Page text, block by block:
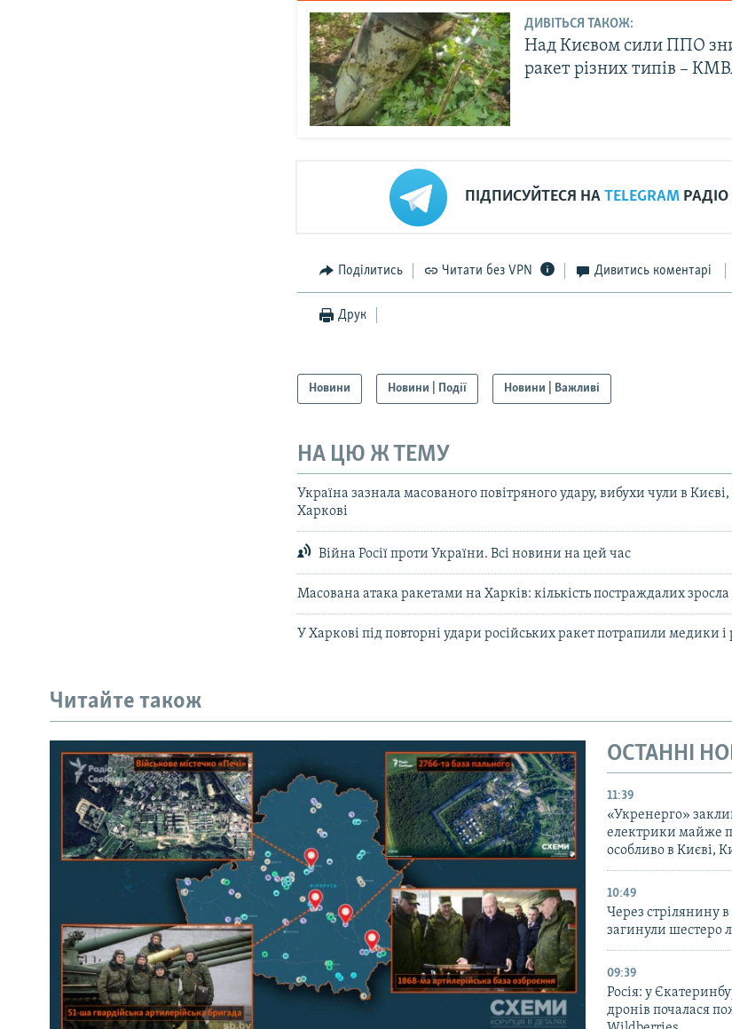
ДИВІТЬСЯ ТАКОЖ:
Над Києвом сили ППО
ракет різних типів –
ПІДПИСУЙТЕСЯ НАTELEGRAM
Поділитись Читати без VPN Дивитись коментарі
Друк
Новини Новини | Події Новини | Важливі
НА ЦЮ Ж ТЕМУ
Україна зазнала масованого повітряного удару, вибухи чули в
Харкові
Війна Росії проти України. Всі новини на цей час
Масована атака ракетами на Харків: кількість постраждалих
У Харкові під повторні удари російських ракет потрапили медики
Читайте також
ОСТАННІ
11:39
«Укренерго»
електрики майже
особливо в Києві,
10:49
Через стрілянину в
загинули шестеро
09:39
Росія: у
дронів почалася